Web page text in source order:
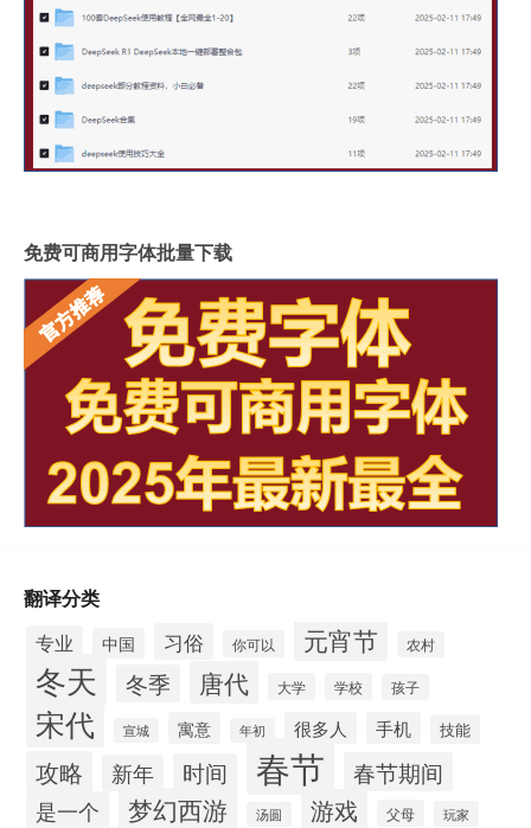
免费可商用字体批量下载
翻译分类
专业
中国 习俗 你可以 元宵节 农村
冬天 冬季 唐代 大学 学校 孩子
宋代 宣城 寓意 年初 很多人 手机 技能
攻略 新年 时间 春节 春节期间
是一个 梦幻西游 汤圆 游戏 父母 玩家